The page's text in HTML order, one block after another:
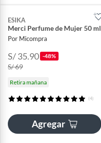
ESIKA
Merci Perfume de Mujer 50 ml
Por Micompra
S/ 35.90 -48%
S/ 69
Retira mañana
(4)
Agregar